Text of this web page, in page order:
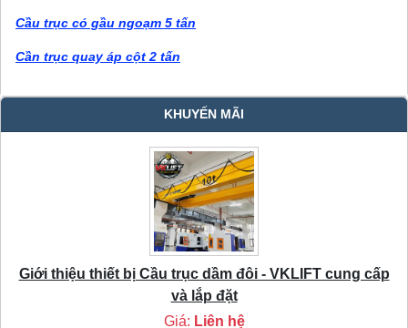
Cầu trục có gầu ngoạm 5 tấn
Cần trục quay áp cột 2 tấn
KHUYẾN MÃI
Giới thiệu thiết bị Cầu trục dầm đôi - VKLIFT cung cấp
và lắp đặt
Giá: Liên hệ